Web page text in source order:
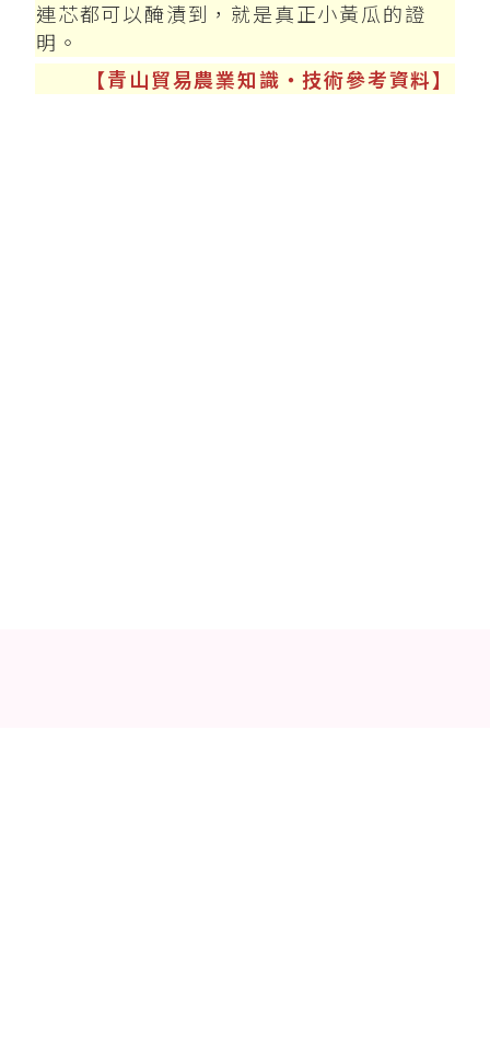
連芯都可以醃漬到，就是真正小黃瓜的證
明。
【青山貿易農業知識‧技術參考資料】